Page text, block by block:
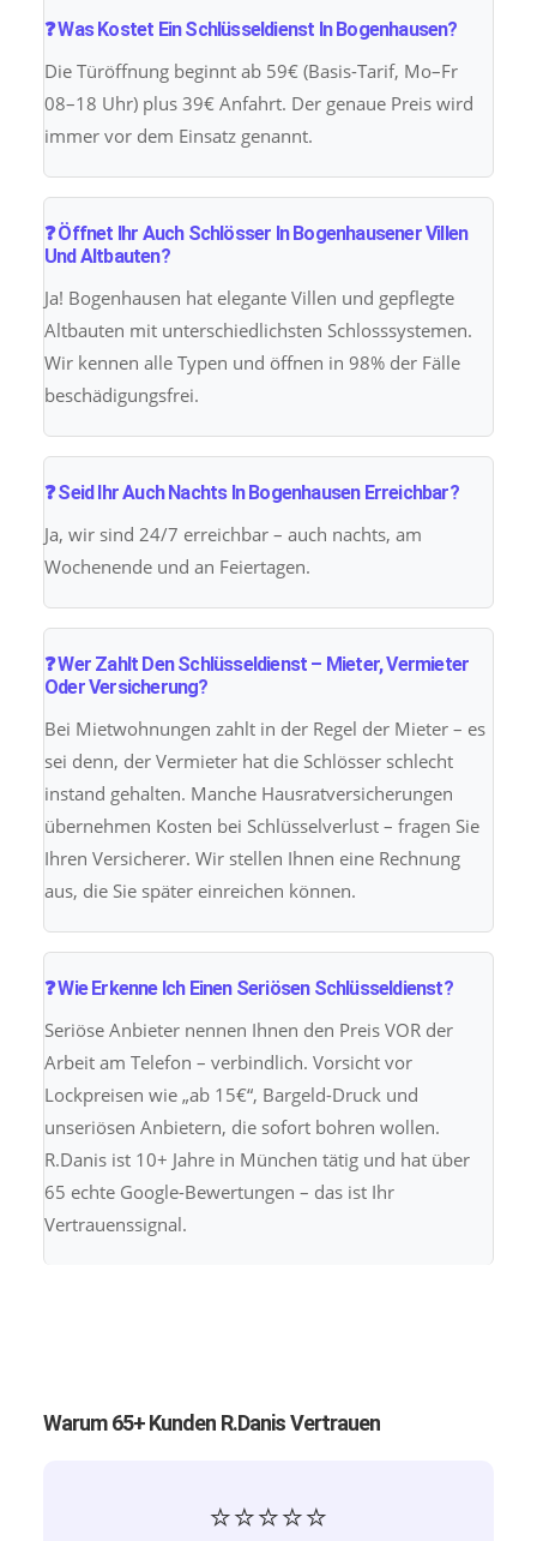
❓ Was Kostet Ein Schlüsseldienst In Bogenhausen?
Die Türöffnung beginnt ab 59€ (Basis-Tarif, Mo–Fr
08–18 Uhr) plus 39€ Anfahrt. Der genaue Preis wird
immer vor dem Einsatz genannt.
❓ Öffnet Ihr Auch Schlösser In Bogenhausener Villen
Und Altbauten?
Ja! Bogenhausen hat elegante Villen und gepflegte
Altbauten mit unterschiedlichsten Schlosssystemen.
Wir kennen alle Typen und öffnen in 98% der Fälle
beschädigungsfrei.
❓ Seid Ihr Auch Nachts In Bogenhausen Erreichbar?
Ja, wir sind 24/7 erreichbar – auch nachts, am
Wochenende und an Feiertagen.
❓ Wer Zahlt Den Schlüsseldienst – Mieter, Vermieter
Oder Versicherung?
Bei Mietwohnungen zahlt in der Regel der Mieter – es
sei denn, der Vermieter hat die Schlösser schlecht
instand gehalten. Manche Hausratversicherungen
übernehmen Kosten bei Schlüsselverlust – fragen Sie
Ihren Versicherer. Wir stellen Ihnen eine Rechnung
aus, die Sie später einreichen können.
❓ Wie Erkenne Ich Einen Seriösen Schlüsseldienst?
Seriöse Anbieter nennen Ihnen den Preis VOR der
Arbeit am Telefon – verbindlich. Vorsicht vor
Lockpreisen wie „ab 15€“, Bargeld-Druck und
unseriösen Anbietern, die sofort bohren wollen.
R.Danis ist 10+ Jahre in München tätig und hat über
65 echte Google-Bewertungen – das ist Ihr
Vertrauenssignal.
Warum 65+ Kunden R.Danis Vertrauen
⭐⭐⭐⭐⭐